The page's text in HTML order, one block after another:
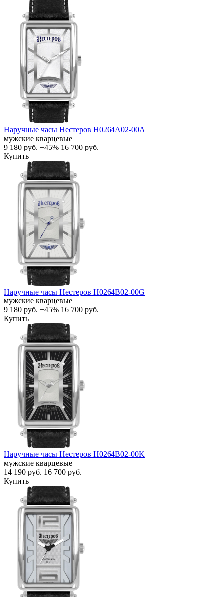
Наручные часы Нестеров H0264A02-00A
мужские кварцевые
9 180 руб. −45% 16 700 руб.
Купить
Наручные часы Нестеров H0264B02-00G
мужские кварцевые
9 180 руб. −45% 16 700 руб.
Купить
Наручные часы Нестеров H0264B02-00K
мужские кварцевые
14 190 руб. 16 700 руб.
Купить